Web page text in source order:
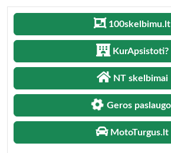
100skelbimu.lt
KurApsistoti?
NT skelbimai
Geros
MotoTurgus.lt